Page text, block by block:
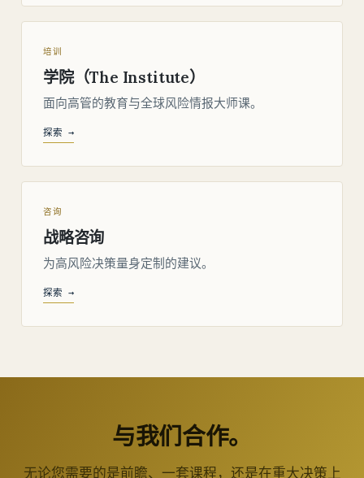
培训
学院（The Institute）
面向高管的教育与全球风险情报大师课。
探索 →
咨询
战略咨询
为高风险决策量身定制的建议。
探索 →
与我们合作。
无论您需要的是前瞻、一套课程，还是在重大决策上